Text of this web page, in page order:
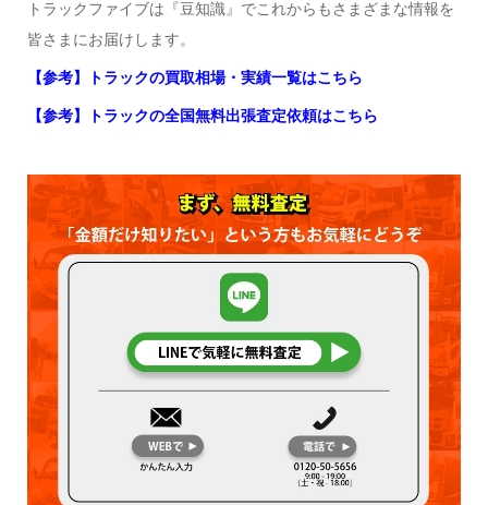
トラックファイブは『豆知識』でこれからもさまざまな情報を
皆さまにお届けします。
【参考】トラックの買取相場・実績一覧はこちら
【参考】トラックの全国無料出張査定依頼はこちら